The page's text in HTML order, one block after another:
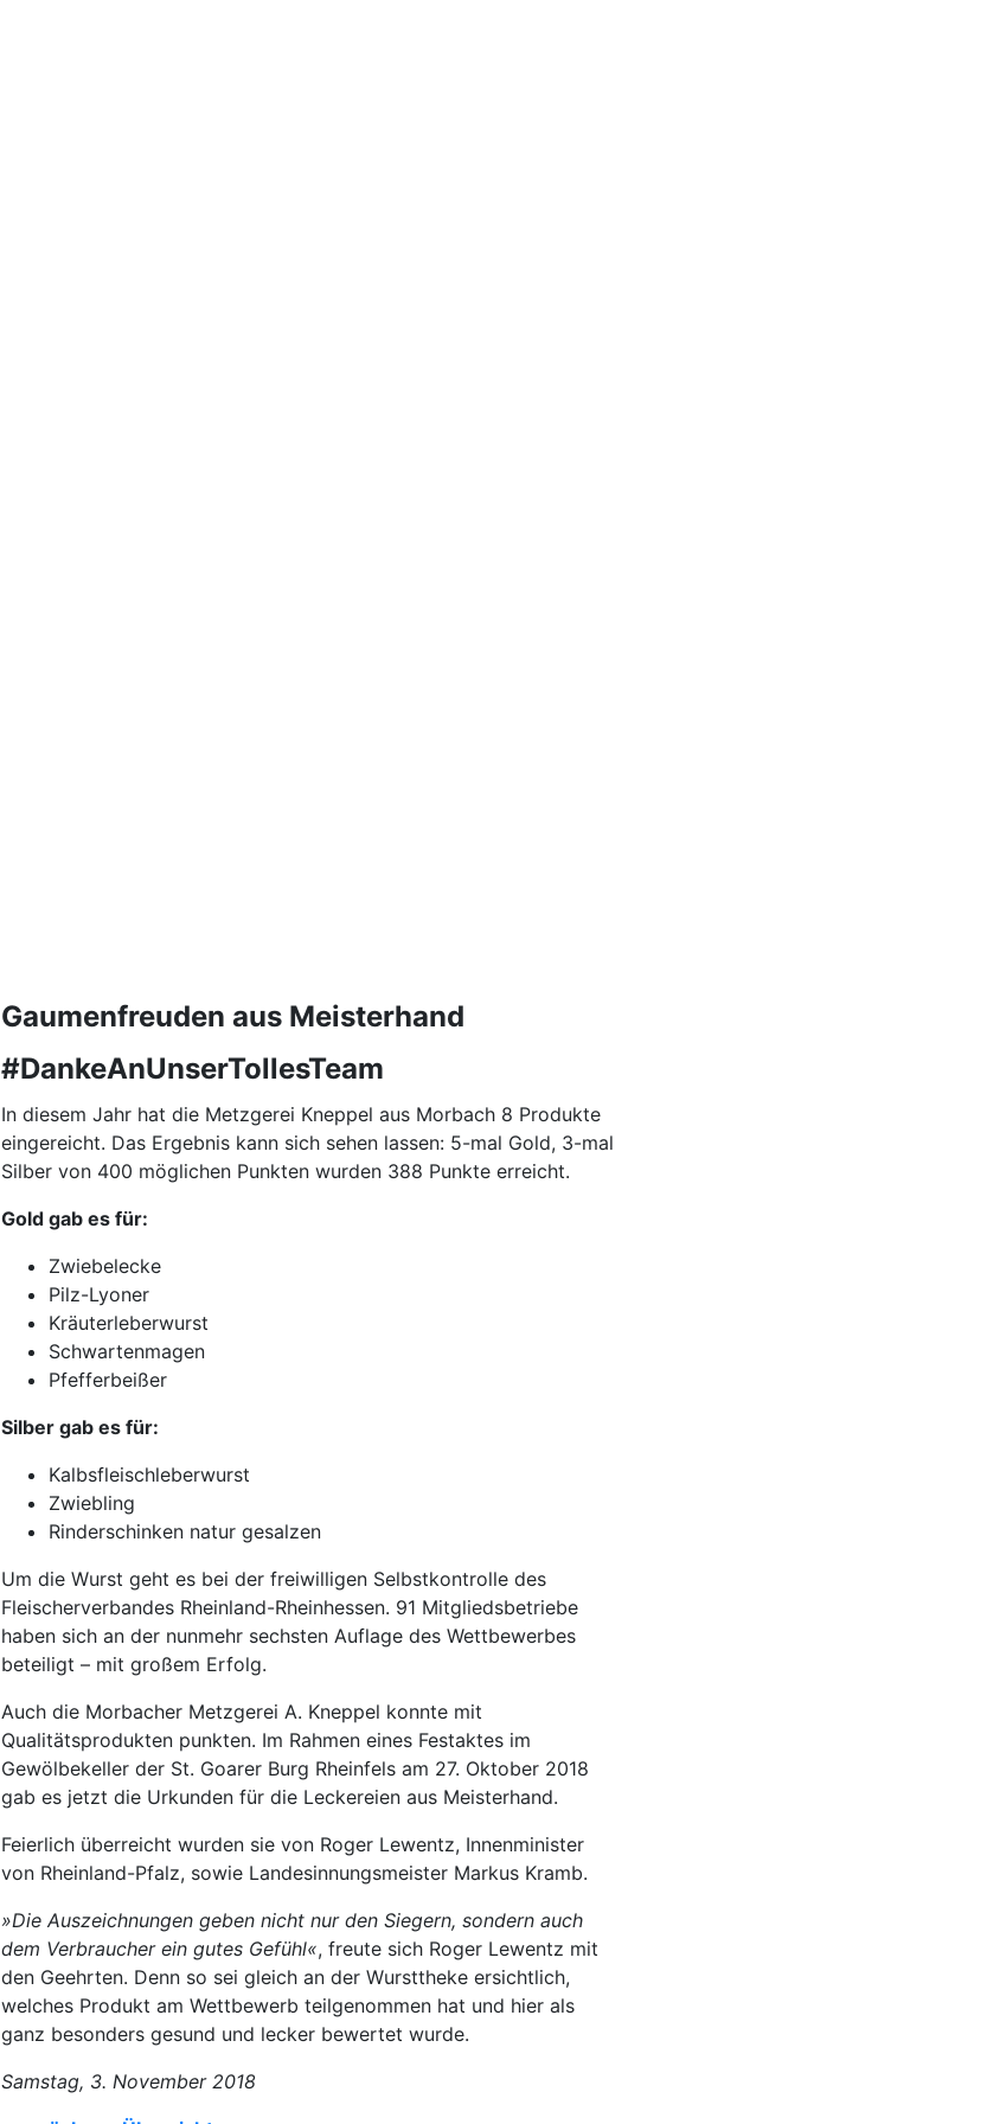
Gaumenfreuden aus Meisterhand
#DankeAnUnserTollesTeam
In diesem Jahr hat die Metzgerei Kneppel aus Morbach 8 Produkte
eingereicht. Das Ergebnis kann sich sehen lassen: 5-mal Gold, 3-mal
Silber von 400 möglichen Punkten wurden 388 Punkte erreicht.
Gold gab es für:
Zwiebelecke
Pilz-Lyoner
Kräuterleberwurst
Schwartenmagen
Pfefferbeißer
Silber gab es für:
Kalbsfleischleberwurst
Zwiebling
Rinderschinken natur gesalzen
Um die Wurst geht es bei der freiwilligen Selbstkontrolle des
Fleischerverbandes Rheinland-Rheinhessen. 91 Mitgliedsbetriebe
haben sich an der nunmehr sechsten Auflage des Wettbewerbes
beteiligt – mit großem Erfolg.
Auch die Morbacher Metzgerei A. Kneppel konnte mit
Qualitätsprodukten punkten. Im Rahmen eines Festaktes im
Gewölbekeller der St. Goarer Burg Rheinfels am 27. Oktober 2018
gab es jetzt die Urkunden für die Leckereien aus Meisterhand.
Feierlich überreicht wurden sie von Roger Lewentz, Innenminister
von Rheinland-Pfalz, sowie Landesinnungsmeister Markus Kramb.
»Die Auszeichnungen geben nicht nur den Siegern, sondern auch
dem Verbraucher ein gutes Gefühl«, freute sich Roger Lewentz mit
den Geehrten. Denn so sei gleich an der Wursttheke ersichtlich,
welches Produkt am Wettbewerb teilgenommen hat und hier als
ganz besonders gesund und lecker bewertet wurde.
Samstag, 3. November 2018